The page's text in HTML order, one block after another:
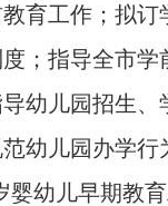
育工作；拟订
；指导全市学
幼儿园招生、
幼儿园办学行
婴幼儿早期教